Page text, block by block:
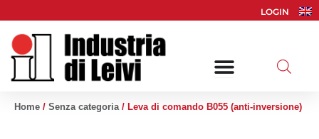
al
contenuto
LOGIN
Home / Senza categoria/ Leva di comando B055 (anti-inversione)